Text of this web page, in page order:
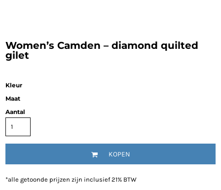
Women’s Camden – diamond quilted
gilet
Kleur
Maat
Aantal
KOPEN
*alle getoonde prijzen zijn inclusief 21% BTW